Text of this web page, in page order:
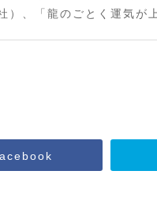
る
へ
、「龍のごとく運気が